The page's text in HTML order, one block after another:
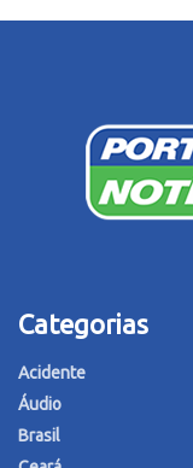
Categorias
Acidente
Áudio
Brasil